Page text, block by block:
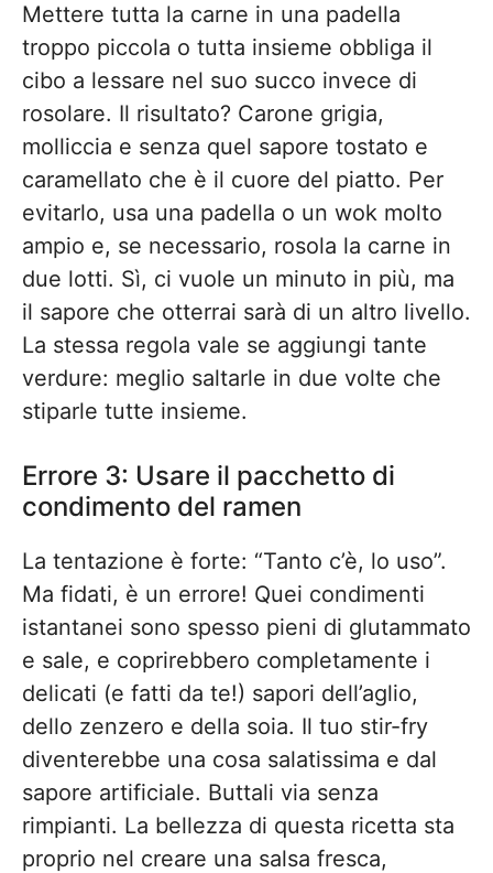
Mettere tutta la carne in una padella
troppo piccola o tutta insieme obbliga il
cibo a lessare nel suo succo invece di
rosolare. Il risultato? Carone grigia,
molliccia e senza quel sapore tostato e
caramellato che è il cuore del piatto. Per
evitarlo, usa una padella o un wok molto
ampio e, se necessario, rosola la carne in
due lotti. Sì, ci vuole un minuto in più, ma
il sapore che otterrai sarà di un altro livello.
La stessa regola vale se aggiungi tante
verdure: meglio saltarle in due volte che
stiparle tutte insieme.
Errore 3: Usare il pacchetto di
condimento del ramen
La tentazione è forte: “Tanto c’è, lo uso”.
Ma fidati, è un errore! Quei condimenti
istantanei sono spesso pieni di glutammato
e sale, e coprirebbero completamente i
delicati (e fatti da te!) sapori dell’aglio,
dello zenzero e della soia. Il tuo stir-fry
diventerebbe una cosa salatissima e dal
sapore artificiale. Buttali via senza
rimpianti. La bellezza di questa ricetta sta
proprio nel creare una salsa fresca,